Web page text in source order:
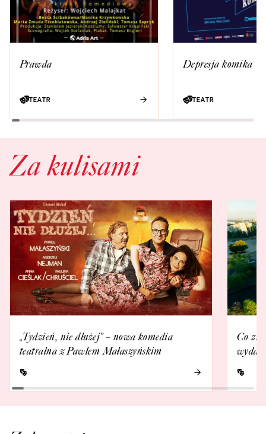
Prawda
TEATR
Depresja komika
TEATR
Za kulisami
„Tydzień, nie dłużej” – nowa komedia
teatralna z Pawłem Małaszyńskim
Co